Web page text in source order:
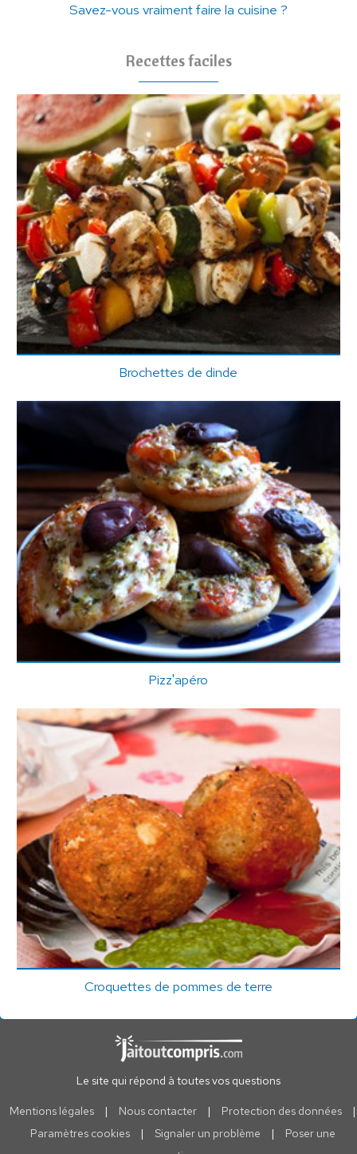
Savez-vous vraiment faire la cuisine ?
Recettes faciles
Brochettes de dinde
Pizz'apéro
Croquettes de pommes de terre
Le site qui répond à toutes vos questions
Mentions légales | Nous contacter | Protection des données
|
Paramètres cookies
| Signaler un problème |
Poser une